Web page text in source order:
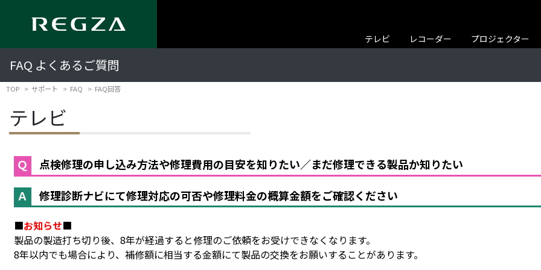
テレビ レコーダー プロジェクター
FAQ よくあるご質問
TOP サポート FAQ FAQ回答
テレビ